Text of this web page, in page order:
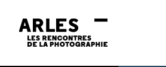
PETERSEN, Anders
8 juillet 2009
Anders Petersen à l’Atelier de Mécanique